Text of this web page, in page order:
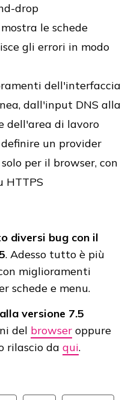
drop
le schede
gli errori in modo
dell'interfaccia
dall'input DNS alla
dell'area di lavoro
un provider
per il browser, con
HTTPS
diversi bug con il
. Adesso tutto è più
miglioramenti
schede e menu.
versione 7.5
del browser oppure
rilascio da qui.